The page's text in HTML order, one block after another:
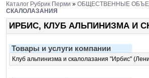
Каталог Рубрик Перми » ОБЩЕСТВЕННЫЕ
СКАЛОЛАЗАНИЯ
ИРБИС, КЛУБ АЛЬПИНИЗМА И
Товары и услуги компании
Клуб альпинизма и скалолазания "Ирбис"